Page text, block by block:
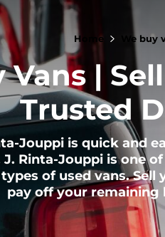
Home We buy
Vans |
Trusted
Jouppi is quick and
Rinta-Jouppi is one
of used vans. Sell
pay off your remaining